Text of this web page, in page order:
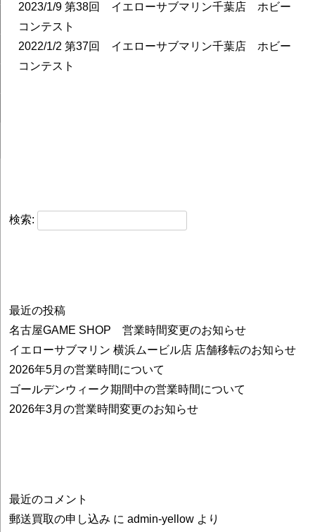
2023/1/9 第38回 イエローサブマリン千葉店 ホビー
コンテスト
2022/1/2 第37回 イエローサブマリン千葉店 ホビー
コンテスト
検索:
最近の投稿
名古屋GAME SHOP 営業時間変更のお知らせ
イエローサブマリン 横浜ムービル店 店舗移転のお知らせ
2026年5月の営業時間について
ゴールデンウィーク期間中の営業時間について
2026年3月の営業時間変更のお知らせ
最近のコメント
郵送買取の申し込み にadmin-yellow より